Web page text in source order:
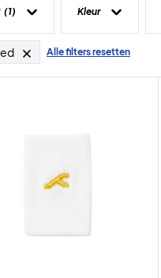
(1) Kleur
Alle filters resetten